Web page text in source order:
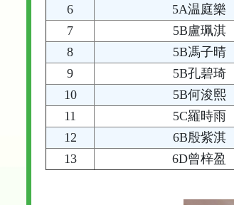
6
5A温庭樂
7
5B盧珮淇
8
5B馮子晴
9
5B孔碧琦
10
5B何浚熙
11
5C羅時雨
12
6B殷紫淇
13
6D曾梓盈